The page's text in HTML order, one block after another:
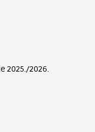
2025./2026.